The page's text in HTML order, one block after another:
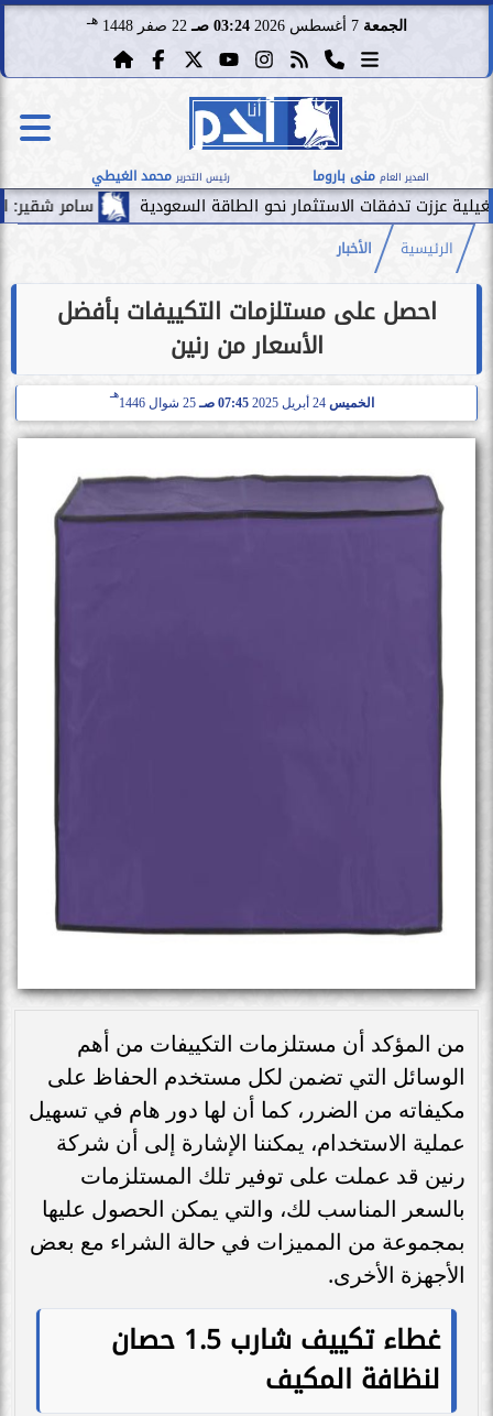
الجمعة 7 أغسطس 2026 03:24 صـ 22 صفر 1448 هـ
المدير العام منى باروما رئيس التحرير محمد الغيطي
سامر شقير: الممرات الاستثمار نحو الطاقة السعودية
الرئيسية الأخبار
احصل على مستلزمات التكييفات بأفضل
الأسعار من رنين
الخميس 07:45 صـ 25 شوال 1446
هـ
من المؤكد أن مستلزمات التكييفات من أهم
الوسائل التي تضمن لكل مستخدم الحفاظ على
مكيفاته من الضرر، كما أن لها دور هام في تسهيل
عملية الاستخدام، يمكننا الإشارة إلى أن شركة
رنين قد عملت على توفير تلك المستلزمات
بالسعر المناسب لك، والتي يمكن الحصول عليها
بمجموعة من المميزات في حالة الشراء مع بعض
الأجهزة الأخرى.
غطاء تكييف شارب 1.5 حصان
لنظافة المكيف